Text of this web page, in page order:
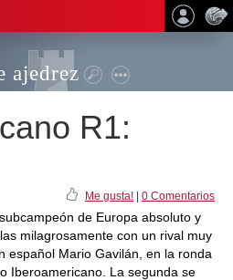
ajedrez
R1:
Me gusta! 0 Comentarios
de Europa absoluto y
milagrosamente con un rival muy
español Mario Gavilán, en la ronda
Iberoamericano. La segunda se